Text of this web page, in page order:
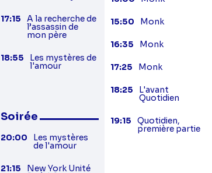
17:15 A la recherche de
l’assassin de
mon père
18:55 Les mystères de
l'amour
Soirée
20:00 Les mystères
de l'amour
21:15 New York Unité
15:50 Monk
16:35 Monk
17:25 Monk
18:25 L'avant
Quotidien
19:15 Quotidien,
première partie